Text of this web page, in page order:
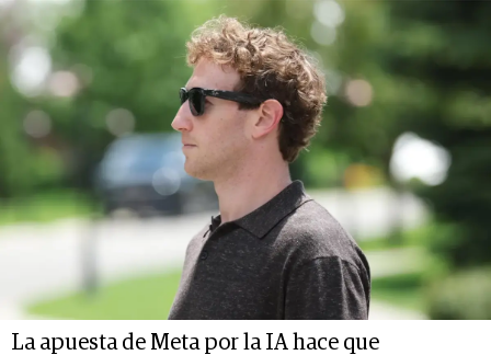
La apuesta de Meta por la IA hace que